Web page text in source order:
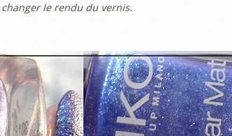
changer le rendu du vernis.